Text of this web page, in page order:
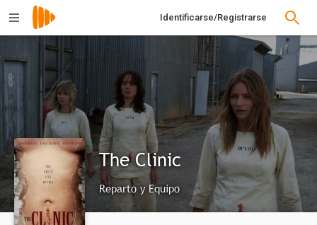
Identificarse/Registrarse
The Clinic
Reparto y Equipo